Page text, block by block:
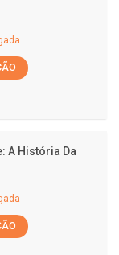
A História Da